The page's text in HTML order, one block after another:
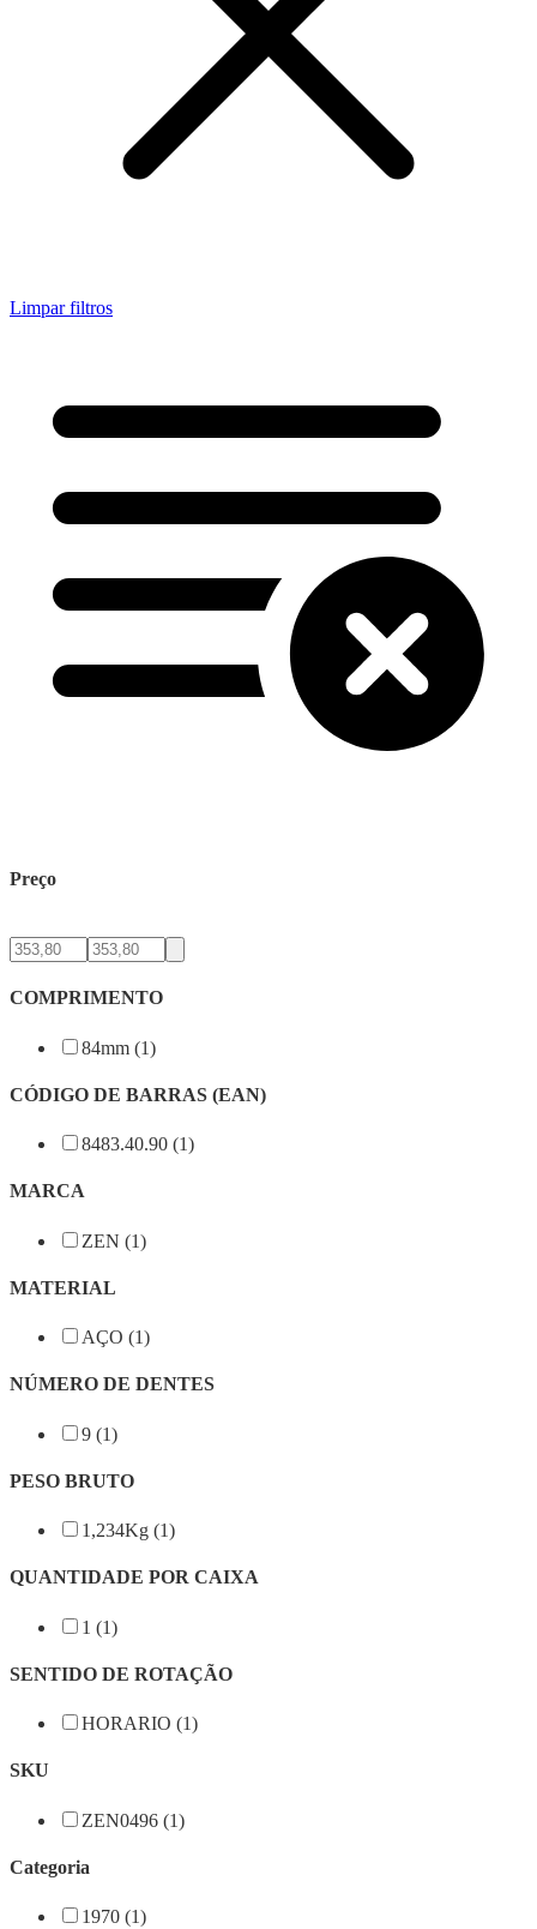
Limpar filtros
Preço
COMPRIMENTO
84mm (1)
CÓDIGO DE BARRAS (EAN)
8483.40.90 (1)
MARCA
ZEN (1)
MATERIAL
AÇO (1)
NÚMERO DE DENTES
9 (1)
PESO BRUTO
1,234Kg (1)
QUANTIDADE POR CAIXA
1 (1)
SENTIDO DE ROTAÇÃO
HORARIO (1)
SKU
ZEN0496 (1)
Categoria
1970 (1)